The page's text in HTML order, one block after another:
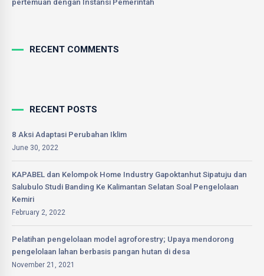
pertemuan dengan Instansi Pemerintah
RECENT COMMENTS
RECENT POSTS
8 Aksi Adaptasi Perubahan Iklim
June 30, 2022
KAPABEL dan Kelompok Home Industry Gapoktanhut Sipatuju dan
Salubulo Studi Banding Ke Kalimantan Selatan Soal Pengelolaan
Kemiri
February 2, 2022
Pelatihan pengelolaan model agroforestry; Upaya mendorong
pengelolaan lahan berbasis pangan hutan di desa
November 21, 2021